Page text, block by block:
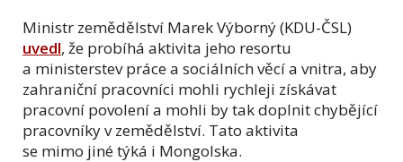
Ministr zemědělství Marek Výborný (KDU-ČSL)
uvedl, že probíhá aktivita jeho resortu
a ministerstev práce a sociálních věcí a vnitra, aby
zahraniční pracovníci mohli rychleji získávat
pracovní povolení a mohli by tak doplnit chybějící
pracovníky v zemědělství. Tato aktivita
se mimo jiné týká i Mongolska.